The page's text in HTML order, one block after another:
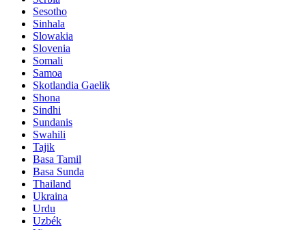
Sesotho
Sinhala
Slowakia
Slovenia
Somali
Samoa
Skotlandia Gaelik
Shona
Sindhi
Sundanis
Swahili
Tajik
Basa Tamil
Basa Sunda
Thailand
Ukraina
Urdu
Uzbék